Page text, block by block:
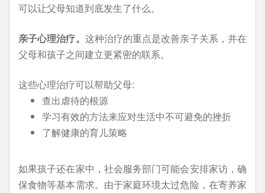
可以让父母知道到底发生了什么。
亲子心理治疗。 这种治疗的重点是改善亲子关系，并在
父母和孩子之间建立更紧密的联系。
这些心理治疗可以帮助父母:
查出虐待的根源
学习有效的方法来应对生活中不可避免的挫折
了解健康的育儿策略
如果孩子还在家中，社会服务部门可能会安排家访，确
保食物等基本需求。由于家庭环境太过危险，在寄养家